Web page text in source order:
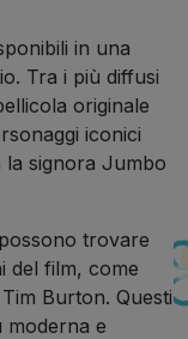
in una
Tra i più diffusi
originale
iconici
la signora Jumbo
trovare
del film, come
Burton. Questi
moderna e